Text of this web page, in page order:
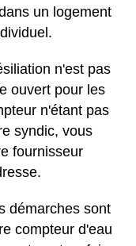
un logement
n'est pas
ouvert pour les
n'étant pas
syndic, vous
fournisseur
démarches sont
compteur d'eau